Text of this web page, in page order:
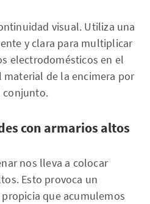
visual. Utiliza una
y clara para multiplicar
electrodomésticos en el
de la encimera por
conjunto.
con armarios altos
nos lleva a colocar
Esto provoca un
que acumulemos